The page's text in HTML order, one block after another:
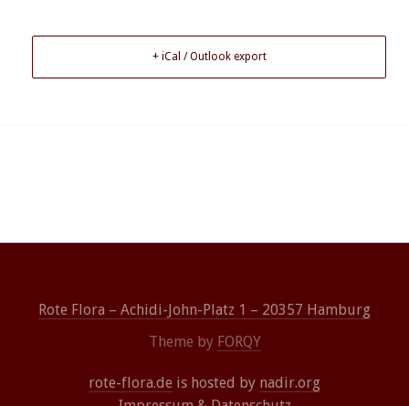
+ iCal / Outlook export
Rote Flora – Achidi-John-Platz 1 – 20357 Hamburg
Theme by FORQY
rote-flora.de is hosted by nadir.org